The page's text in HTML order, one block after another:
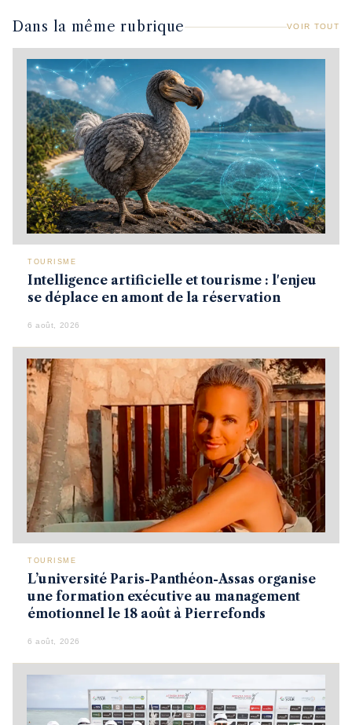
Dans la même rubrique VOIR TOUT
TOURISME
Intelligence artificielle et tourisme : l'enjeu
se déplace en amont de la réservation
6 août, 2026
TOURISME
L’université Paris-Panthéon-Assas organise
une formation exécutive au management
émotionnel le 18 août à Pierrefonds
6 août, 2026